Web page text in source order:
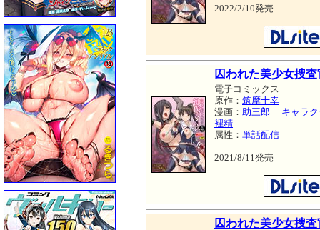
2022/2/10発売
囚われた美少女捜
電子コミックス
原作： 筑摩十幸
漫画： 助三郎
キャラ
裡精
属性： 単話配信
2021/8/11発売
囚われた美少女捜